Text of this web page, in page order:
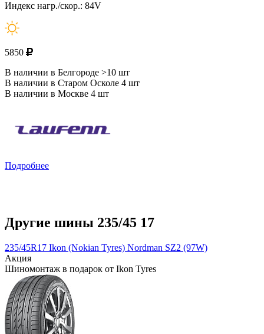
Индекс нагр./скор.: 84V
5850
В наличии в Белгороде >10 шт
В наличии в Старом Осколе 4 шт
В наличии в Москве 4 шт
Подробнее
Другие шины 235/45 17
235/45R17 Ikon (Nokian Tyres) Nordman SZ2 (97W)
Акция
Шиномонтаж в подарок от Ikon Tyres